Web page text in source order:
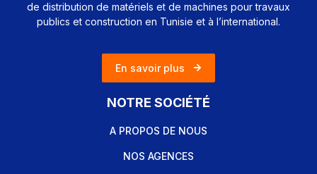
de distribution de matériels et de machines pour travaux
publics et construction en Tunisie et à l’international.
En savoir plus
NOTRE SOCIÉTÉ
A PROPOS DE NOUS
NOS AGENCES